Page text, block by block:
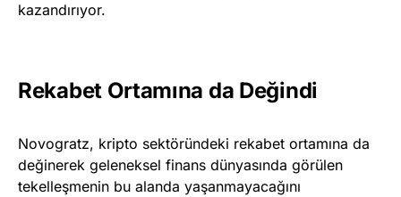
kazandırıyor.
Rekabet Ortamına da Değindi
Novogratz, kripto sektöründeki rekabet ortamına da
değinerek geleneksel finans dünyasında görülen
tekelleşmenin bu alanda yaşanmayacağını